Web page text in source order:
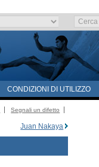
CONDIZIONI DI UTILIZZO
Segnali un difetto
Juan Nakaya